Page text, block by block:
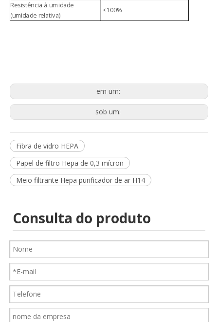
Resistência à umidade
(umidade relativa)
≤100%
em um:
sob um:
Fibra de vidro HEPA
Papel de filtro Hepa de 0,3 mícron
Meio filtrante Hepa purificador de ar H14
Consulta do produto